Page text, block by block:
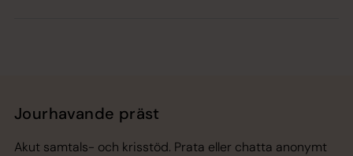
Jourhavande präst
Akut samtals- och krisstöd. Prata eller chatta anonymt